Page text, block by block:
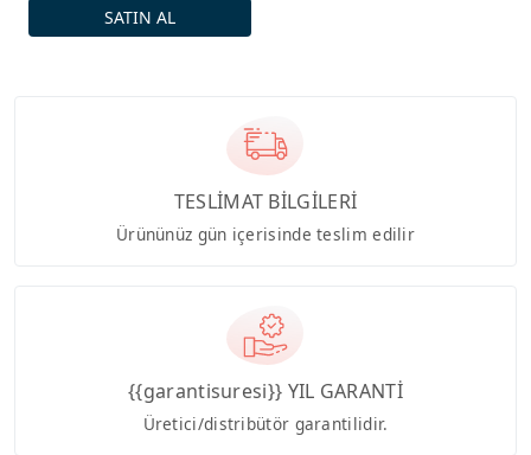
TESLİMAT BİLGİLERİ
Ürününüz gün içerisinde teslim edilir
{{garantisuresi}} YIL GARANTİ
Üretici/distribütör garantilidir.